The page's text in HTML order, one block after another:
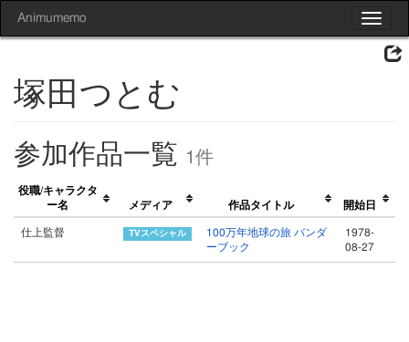
Toggle
Animumemo
塚田つとむ
参加作品一覧 1件
役職/キャラクタ
ー名
メディア 作品タイトル 開始日
仕上監督
100万年地球の旅 バンダ
ーブック
1978-
08-27